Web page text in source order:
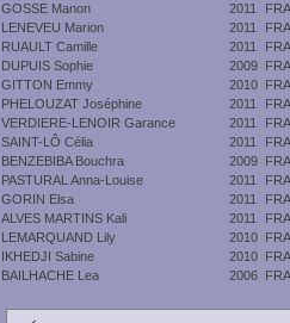
GOSSE Manon 2011
FRA
LENEVEU Marion 2011
FRA
RUAULT Camille 2011
FRA
DUPUIS Sophie 2009 FRA
GITTON Emmy 2010 FRA
PHELOUZAT Joséphine 2011
FRA
VERDIERE-LENOIR Garance 2011
FRA
SAINT-LÔ Célia 2011
FRA
BENZEBIBA Bouchra 2009 FRA
PASTURAL Anna-Louise 2011
FRA
GORIN Elsa 2011
FRA
ALVES MARTINS Kali 2011
FRA
LEMARQUAND Lily 2010 FRA
IKHEDJI Sabine 2010 FRA
BAILHACHE Lea 2006 FRA